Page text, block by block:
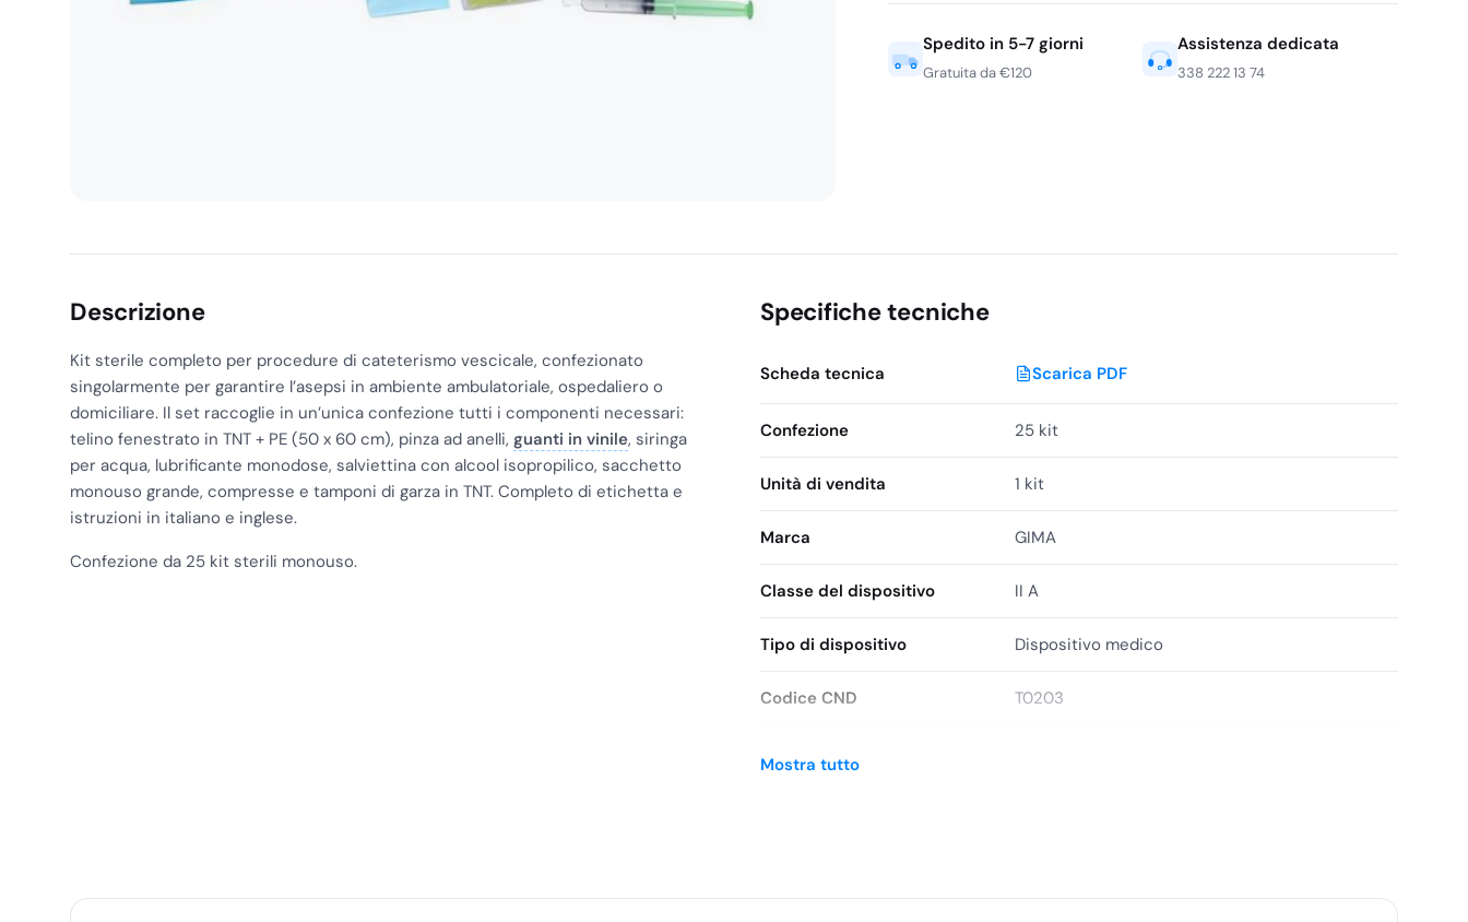
25
Spedito in 5-7 giorni
Gratuita da €120
Assistenza dedicata
338 222 13 74
Descrizione
Kit sterile completo per procedure di cateterismo vescicale, confezionato
singolarmente per garantire l’asepsi in ambiente ambulatoriale, ospedaliero o
domiciliare. Il set raccoglie in un’unica confezione tutti i componenti necessari:
telino fenestrato in TNT + PE (50 x 60 cm), pinza ad anelli, guanti in vinile, siringa
per acqua, lubrificante monodose, salviettina con alcool isopropilico, sacchetto
monouso grande, compresse e tamponi di garza in TNT. Completo di etichetta e
istruzioni in italiano e inglese.
Confezione da 25 kit sterili monouso.
Specifiche tecniche
Scheda tecnica Scarica PDF
Confezione 25 kit
Unità di vendita 1 kit
Marca GIMA
Classe del dispositivo II A
Tipo di dispositivo Dispositivo medico
Codice CND T0203
Mostra tutto